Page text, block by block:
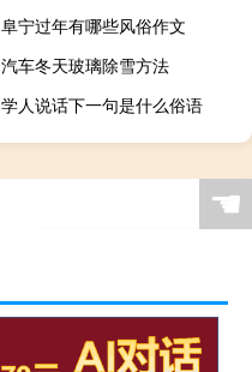
阜宁过年有哪些风俗作文
汽车冬天玻璃除雪方法
学人说话下一句是什么俗语
☚